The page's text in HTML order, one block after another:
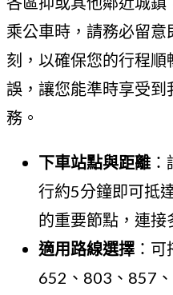
乘公車時，請務必留
刻，以確保您的行程
誤，讓您能準時享受
務。
下車站點與距離
行約5分鐘即可抵
的重要節點，連接
適用路線選擇 ：
652、803、857